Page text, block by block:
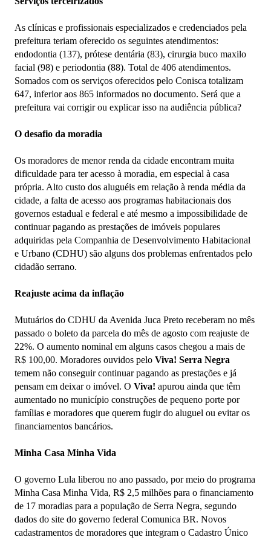
As clínicas e profissionais especializados e credenciados pela
prefeitura teriam oferecido os seguintes atendimentos:
endodontia (137), prótese dentária (83), cirurgia buco maxilo
facial (98) e periodontia (88). Total de 406 atendimentos.
Somados com os serviços oferecidos pelo Conisca totalizam
647, inferior aos 865 informados no documento. Será que a
prefeitura vai corrigir ou explicar isso na audiência pública?
O desafio da moradia
Os moradores de menor renda da cidade encontram muita
dificuldade para ter acesso à moradia, em especial à casa
própria. Alto custo dos aluguéis em relação à renda média da
cidade, a falta de acesso aos programas habitacionais dos
governos estadual e federal e até mesmo a impossibilidade de
continuar pagando as prestações de imóveis populares
adquiridas pela Companhia de Desenvolvimento Habitacional
e Urbano (CDHU) são alguns dos problemas enfrentados pelo
cidadão serrano.
Reajuste acima da inflação
Mutuários do CDHU da Avenida Juca Preto receberam no mês
passado o boleto da parcela do mês de agosto com reajuste de
22%. O aumento nominal em alguns casos chegou a mais de
R$ 100,00. Moradores ouvidos pelo Viva! Serra Negra
temem não conseguir continuar pagando as prestações e já
pensam em deixar o imóvel. O Viva! apurou ainda que têm
aumentado no município construções de pequeno porte por
famílias e moradores que querem fugir do aluguel ou evitar os
financiamentos bancários.
Minha Casa Minha Vida
O governo Lula liberou no ano passado, por meio do programa
Minha Casa Minha Vida, R$ 2,5 milhões para o financiamento
de 17 moradias para a população de Serra Negra, segundo
dados do site do governo federal Comunica BR. Novos
cadastramentos de moradores que integram o Cadastro Único